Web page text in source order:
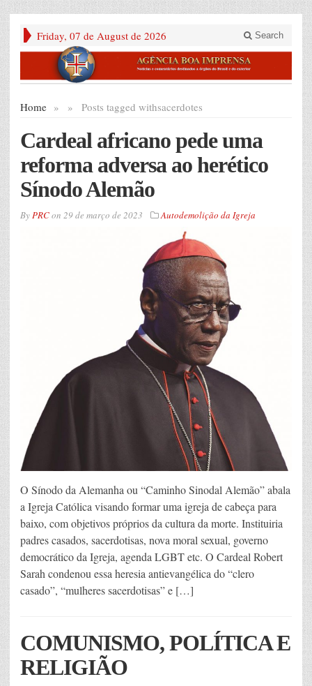
Friday, 07 de August de 2026 Search
Home » Posts tagged with
» sacerdotes
Cardeal africano pede uma
reforma adversa ao herético
Sínodo Alemão
ByPRCon 29 de março de 2023 Autodemolição da Igreja
O Sínodo da Alemanha ou “Caminho Sinodal Alemão” abala
a Igreja Católica visando formar uma igreja de cabeça para
baixo, com objetivos próprios da cultura da morte. Instituiria
padres casados, sacerdotisas, nova moral sexual, governo
democrático da Igreja, agenda LGBT etc. O Cardeal Robert
Sarah condenou essa heresia antievangélica do “clero
casado”, “mulheres sacerdotisas” e […]
COMUNISMO, POLÍTICA E
RELIGIÃO